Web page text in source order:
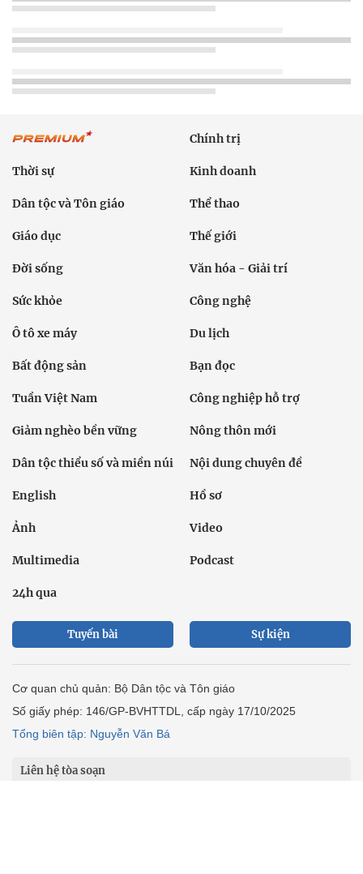
Chính trị
Thời sự Kinh doanh
Dân tộc và Tôn giáo Thể thao
Giáo dục Thế giới
Đời sống Văn hóa - Giải trí
Sức khỏe Công nghệ
Ô tô xe máy Du lịch
Bất động sản Bạn đọc
Tuần Việt Nam Công nghiệp hỗ trợ
Giảm nghèo bền vững Nông thôn mới
Dân tộc thiểu số và miền núi Nội dung chuyên đề
English Hồ sơ
Ảnh Video
Multimedia Podcast
24h qua
Tuyến bài Sự kiện
Cơ quan chủ quản: Bộ Dân tộc và Tôn giáo
Số giấy phép: 146/GP-BVHTTDL, cấp ngày 17/10/2025
Tổng biên tập: Nguyễn Văn Bá
Liên hệ tòa soạn